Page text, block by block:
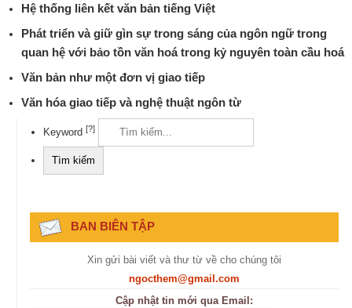
Hệ thống liên kết văn bản tiếng Việt
Phát triển và giữ gìn sự trong sáng của ngôn ngữ trong
quan hệ với bảo tồn văn hoá trong kỷ nguyên toàn cầu hoá
Văn bản như một đơn vị giao tiếp
Văn hóa giao tiếp và nghệ thuật ngôn từ
Keyword [?]
BAN BIÊN TẬP
Xin gửi bài viết và thư từ về cho chúng tôi
ngocthem@gmail.com
Cập nhật tin mới qua Email: